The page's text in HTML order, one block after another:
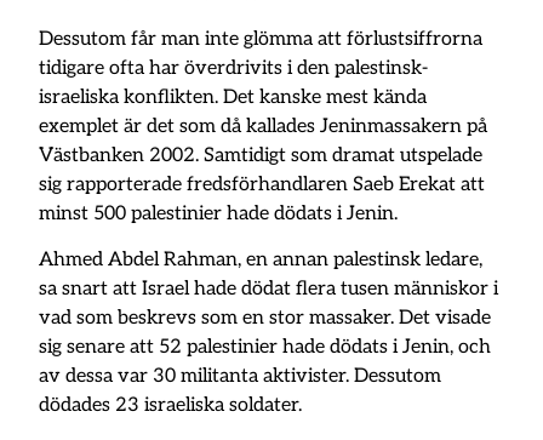
Dessutom får man inte glömma att förlustsiffrorna
tidigare ofta har överdrivits i den palestinsk-
israeliska konflikten. Det kanske mest kända
exemplet är det som då kallades Jeninmassakern på
Västbanken 2002. Samtidigt som dramat utspelade
sig rapporterade fredsförhandlaren Saeb Erekat att
minst 500 palestinier hade dödats i Jenin.
Ahmed Abdel Rahman, en annan palestinsk ledare,
sa snart att Israel hade dödat flera tusen människor i
vad som beskrevs som en stor massaker. Det visade
sig senare att 52 palestinier hade dödats i Jenin, och
av dessa var 30 militanta aktivister. Dessutom
dödades 23 israeliska soldater.